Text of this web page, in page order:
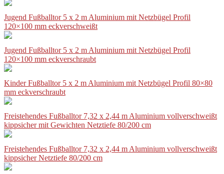
Jugend Fußballtor 5 x 2 m Aluminium mit Netzbügel Profil
120×100 mm eckverschweißt
Jugend Fußballtor 5 x 2 m Aluminium mit Netzbügel Profil
120×100 mm eckverschraubt
Kinder Fußballtor 5 x 2 m Aluminium mit Netzbügel Profil 80×80
mm eckverschraubt
Freistehendes Fußballtor 7,32 x 2,44 m Aluminium vollverschweißt
kippsicher mit Gewichten Netztiefe 80/200 cm
Freistehendes Fußballtor 7,32 x 2,44 m Aluminium vollverschweißt
kippsicher Netztiefe 80/200 cm